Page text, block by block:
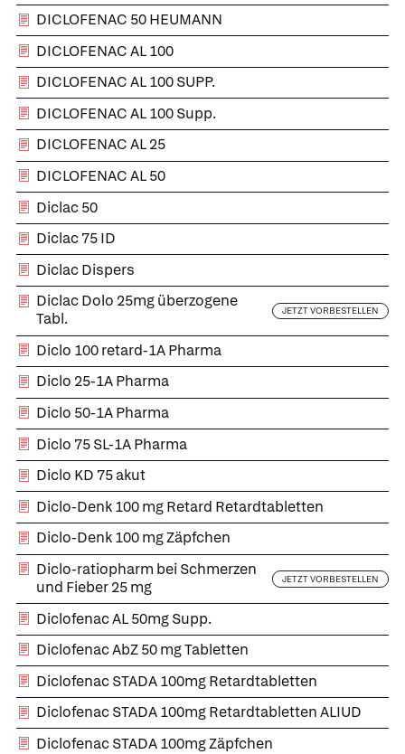
DICLOFENAC 50 HEUMANN
DICLOFENAC AL 100
DICLOFENAC AL 100 SUPP.
DICLOFENAC AL 100 Supp.
DICLOFENAC AL 25
DICLOFENAC AL 50
Diclac 50
Diclac 75 ID
Diclac Dispers
Diclac Dolo 25mg überzogene
Tabl.
JETZT VORBESTELLEN
Diclo 100 retard-1A Pharma
Diclo 25-1A Pharma
Diclo 50-1A Pharma
Diclo 75 SL-1A Pharma
Diclo KD 75 akut
Diclo-Denk 100 mg Retard Retardtabletten
Diclo-Denk 100 mg Zäpfchen
Diclo-ratiopharm bei Schmerzen
und Fieber 25 mg
JETZT VORBESTELLEN
Diclofenac AL 50mg Supp.
Diclofenac AbZ 50 mg Tabletten
Diclofenac STADA 100mg Retardtabletten
Diclofenac STADA 100mg Retardtabletten ALIUD
Diclofenac STADA 100mg Zäpfchen